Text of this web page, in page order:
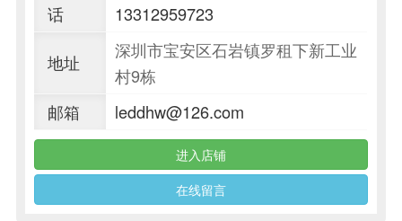
话
13312959723
地址
深圳市宝安区石岩镇罗租下新工业
村9栋
邮箱
leddhw@126.com
进入店铺
在线留言